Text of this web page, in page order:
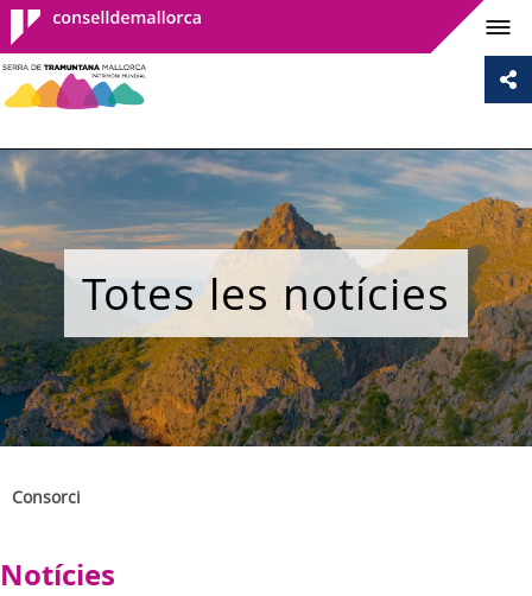
Consell de
Mallorca
Totes les notícies
Consorci
Notícies